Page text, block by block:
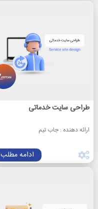
طراحی سایت خدماتی
ارائه دهنده : جاب تیم
ادامه مطلب